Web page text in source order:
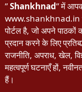
”Shankhnad” में
www.shankhnad.in
पोर्टल है, जो अपने पाठकों
प्रदान करने के लिए
राजनीति, अपराध, खेल,
महत्वपूर्ण घटनाएँ हों,
हैं।